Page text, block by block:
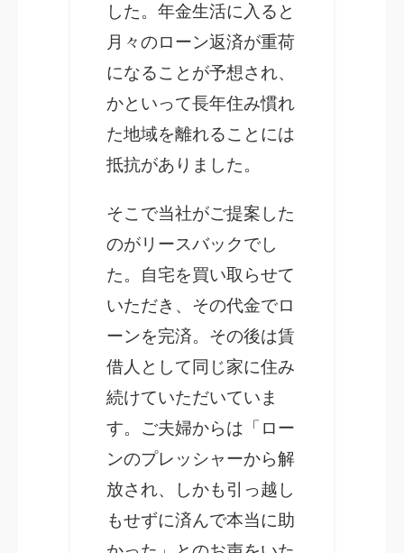
した。年金生活に入ると
月々のローン返済が重荷
になることが予想され、
かといって長年住み慣れ
た地域を離れることには
抵抗がありました。
そこで当社がご提案した
のがリースバックでし
た。自宅を買い取らせて
いただき、その代金でロ
ーンを完済。その後は賃
借人として同じ家に住み
続けていただいていま
す。ご夫婦からは「ロー
ンのプレッシャーから解
放され、しかも引っ越し
もせずに済んで本当に助